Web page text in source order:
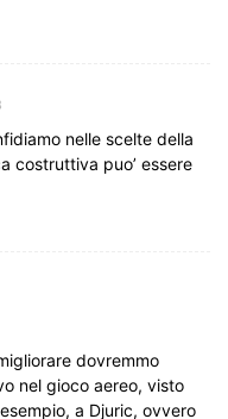
nelle scelte della
costruttiva puo’ essere
dovremmo
nel gioco aereo, visto
a Djuric, ovvero